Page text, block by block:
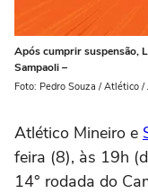
Após cumprir suspensão,
Sampaoli –
Foto: Pedro Souza / Atlético /
Atlético Mineiro e
feira (8), às 19h
14° rodada do